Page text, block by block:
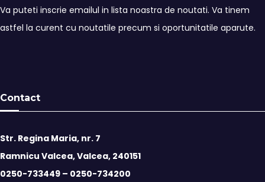
Va puteti inscrie emailul in lista noastra de noutati. Va tinem
astfel la curent cu noutatile precum si oportunitatile aparute.
Contact
Str. Regina Maria, nr. 7
Ramnicu Valcea, Valcea, 240151
0250-733449 – 0250-734200